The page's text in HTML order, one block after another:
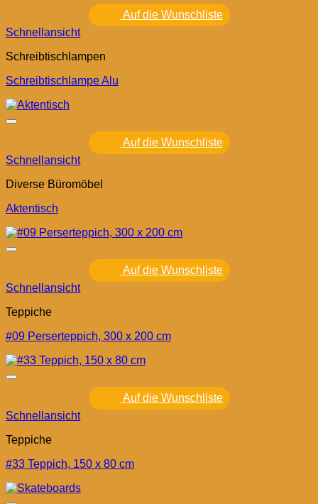
Auf die Wunschliste
Schnellansicht
Schreibtischlampen
Schreibtischlampe Alu
Auf die Wunschliste
Schnellansicht
Diverse Büromöbel
Aktentisch
Auf die Wunschliste
Schnellansicht
Teppiche
#09 Perserteppich, 300 x 200 cm
Auf die Wunschliste
Schnellansicht
Teppiche
#33 Teppich, 150 x 80 cm